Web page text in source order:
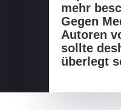
mehr
Gegen
Autoren
sollte
überlegt